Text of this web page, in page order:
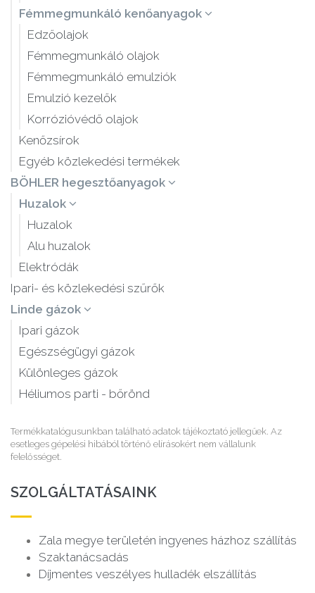
Fémmegmunkáló kenőanyagok
Edzőolajok
Fémmegmunkáló olajok
Fémmegmunkáló emulziók
Emulzió kezelők
Korrózióvédő olajok
Kenőzsírok
Egyéb közlekedési termékek
BÖHLER hegesztőanyagok
Huzalok
Huzalok
Alu huzalok
Elektródák
Ipari- és közlekedési szűrők
Linde gázok
Ipari gázok
Egészségügyi gázok
Különleges gázok
Héliumos parti - bőrönd
Termékkatalógusunkban található adatok tájékoztató jellegűek. Az
esetleges gépelési hibából történő elírásokért nem vállalunk
felelősséget.
SZOLGÁLTATÁSAINK
Zala megye területén ingyenes házhoz szállítás
Szaktanácsadás
Díjmentes veszélyes hulladék elszállítás